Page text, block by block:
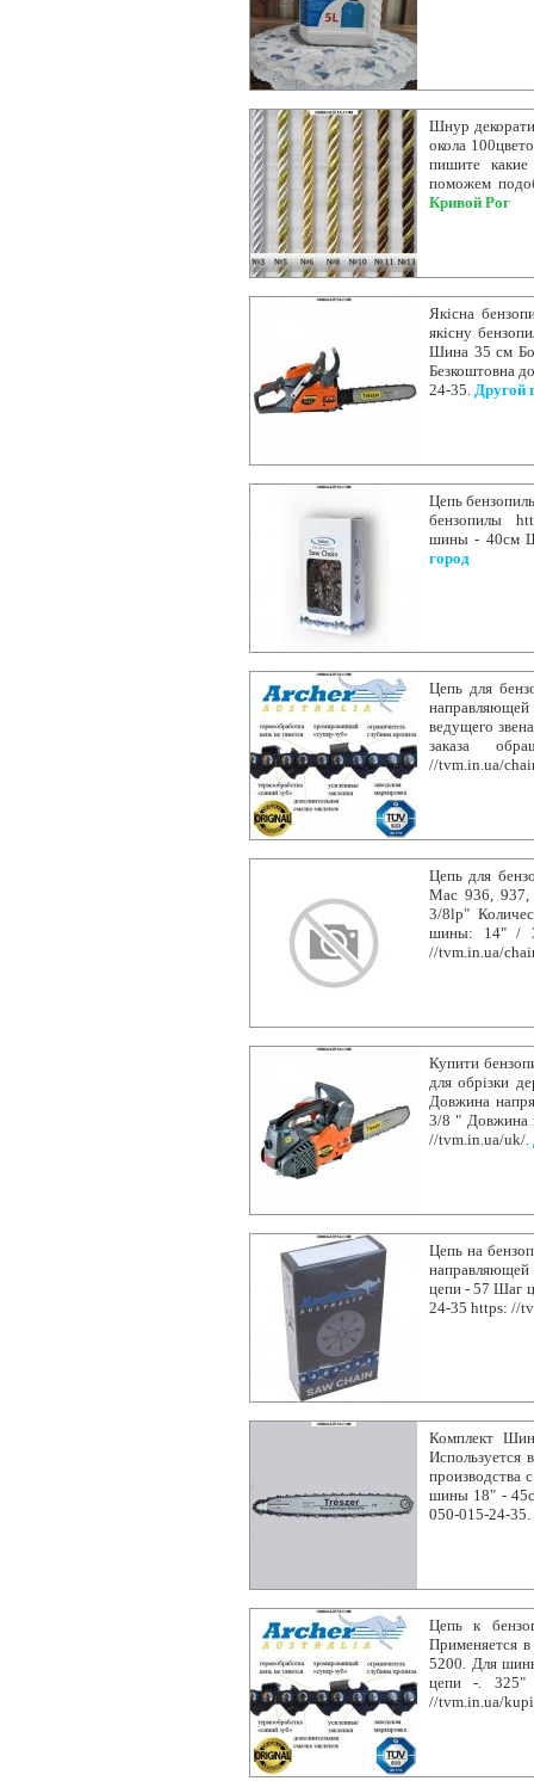
Шнур
окола
пишите
поможем
Кривой Рог
Якісна
якісну
Шина 35 см
Безкоштовна
24-35. Другой
Цепь
бензопилы
шины - 40см
город
Цепь для
ведущего
заказа
//tvm.in.ua/
Цепь для
Mac 936,
3/8lp"
шины: 14" /
//tvm.in.ua/
Купити
для обрізки
Довжина
3/8 " Довжина
//tvm.in.ua/uk/.
Цепь на
направляющей
цепи - 57 Шаг
24-35 https: //
Комплект
Используется
производства
шины 18" -
050-015-24-35.
Цепь к
Применяется
5200. Для
цепи -. 325"
//tvm.in.ua/